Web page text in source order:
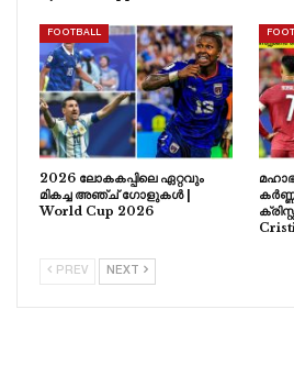
FOOTBALL
2026 ലോകകപ്പിലെ ഏറ്റവും
മികച്ച അഞ്ച് ഗോളുകൾ |
World Cup 2026
PREV NEXT